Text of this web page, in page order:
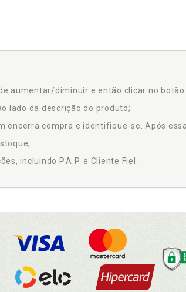
aumentar/diminuir e então clicar no
lado da descrição do produto;
encerra compra e identifique-se. Após
incluindo P.A.P. e Cliente Fiel.